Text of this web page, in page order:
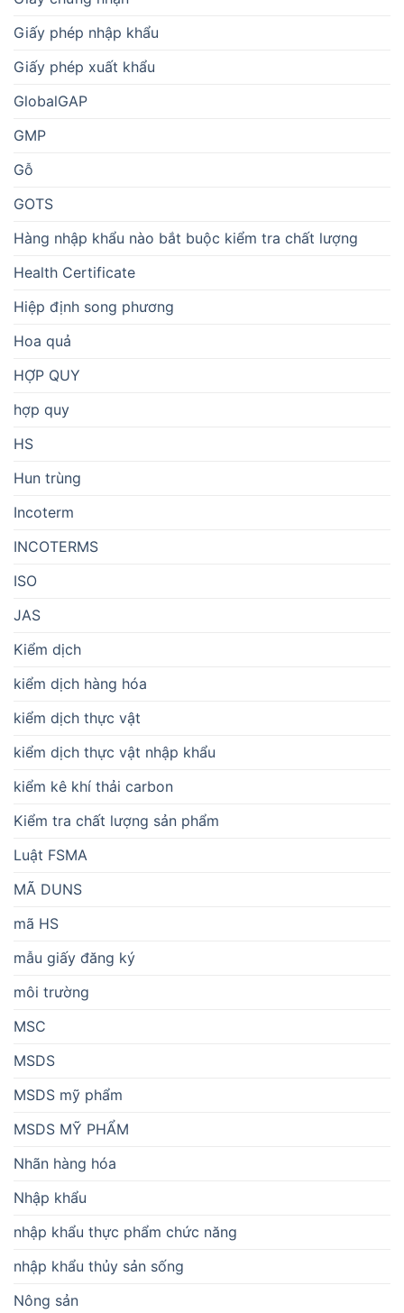
Giấy phép nhập khẩu
Giấy phép xuất khẩu
GlobalGAP
GMP
Gỗ
GOTS
Hàng nhập khẩu nào bắt buộc kiểm tra chất lượng
Health Certificate
Hiệp định song phương
Hoa quả
HỢP QUY
hợp quy
HS
Hun trùng
Incoterm
INCOTERMS
ISO
JAS
Kiểm dịch
kiểm dịch hàng hóa
kiểm dịch thực vật
kiểm dịch thực vật nhập khẩu
kiểm kê khí thải carbon
Kiểm tra chất lượng sản phẩm
Luật FSMA
MÃ DUNS
mã HS
mẫu giấy đăng ký
môi trường
MSC
MSDS
MSDS mỹ phẩm
MSDS MỸ PHẨM
Nhãn hàng hóa
Nhập khẩu
nhập khẩu thực phẩm chức năng
nhập khẩu thủy sản sống
Nông sản